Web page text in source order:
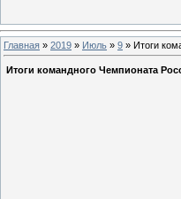
Главная » 2019 » Июль » 9 » Итоги
Итоги командного Чемпионата